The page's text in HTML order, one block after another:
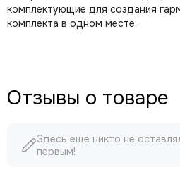
комплектующие для создания
комплекта в одном месте.
Отзывы о товаре
Здесь еще никто не
первым!